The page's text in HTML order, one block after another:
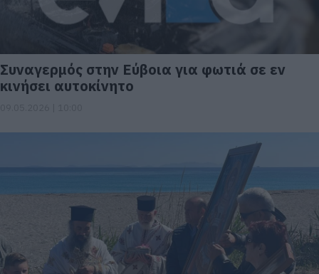
Συναγερμός στην Εύβοια για φωτιά σε εν
κινήσει αυτοκίνητο